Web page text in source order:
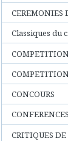
CEREMONIES
Classiques du
CONCOURS
CRITIQUES